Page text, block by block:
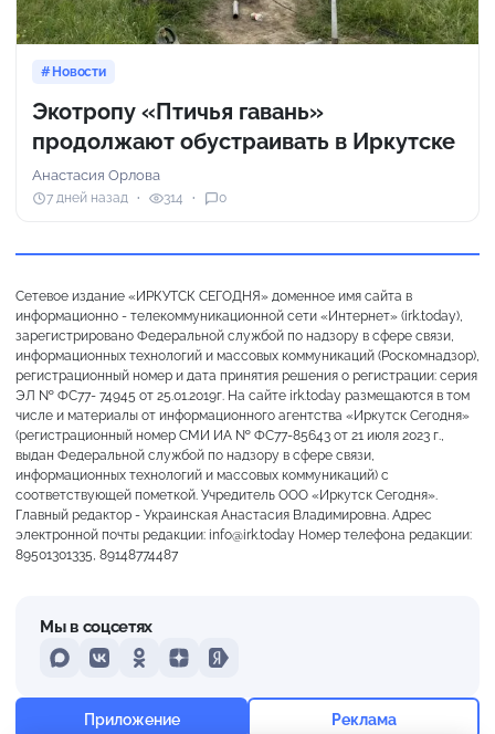
Новости
Экотропу «Птичья гавань»
продолжают обустраивать в Иркутске
Анастасия Орлова
7 дней назад 314 0
Сетевое издание «ИРКУТСК СЕГОДНЯ» доменное имя сайта в
информационно - телекоммуникационной сети «Интернет» (irk.today),
зарегистрировано Федеральной службой по надзору в сфере связи,
информационных технологий и массовых коммуникаций (Роскомнадзор),
регистрационный номер и дата принятия решения о регистрации: серия
ЭЛ № ФС77- 74945 от 25.01.2019г. На сайте irk.today размещаются в том
числе и материалы от информационного агентства «Иркутск Сегодня»
(регистрационный номер СМИ ИА № ФС77-85643 от 21 июля 2023 г.,
выдан Федеральной службой по надзору в сфере связи,
информационных технологий и массовых коммуникаций) с
соответствующей пометкой. Учредитель ООО «Иркутск Сегодня».
Главный редактор - Украинская Анастасия Владимировна. Адрес
электронной почты редакции: info@irk.today Номер телефона редакции:
89501301335, 89148774487
Мы в соцсетях
MAXVKontakteOdnoklassniki
DzenYandex
Приложение Реклама